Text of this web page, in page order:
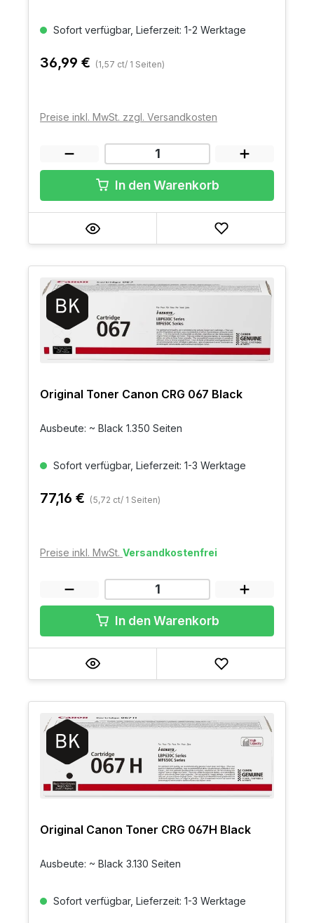
Sofort verfügbar, Lieferzeit: 1-2 Werktage
36,99 € (1,57 ct/ 1 Seiten)
Preise inkl. MwSt. zzgl. Versandkosten
In den Warenkorb
Original Toner Canon CRG 067 Black
Ausbeute: ~ Black 1.350 Seiten
Sofort verfügbar, Lieferzeit: 1-3 Werktage
77,16 € (5,72 ct/ 1 Seiten)
Preise inkl. MwSt. Versandkostenfrei
In den Warenkorb
Original Canon Toner CRG 067H Black
Ausbeute: ~ Black 3.130 Seiten
Sofort verfügbar, Lieferzeit: 1-3 Werktage